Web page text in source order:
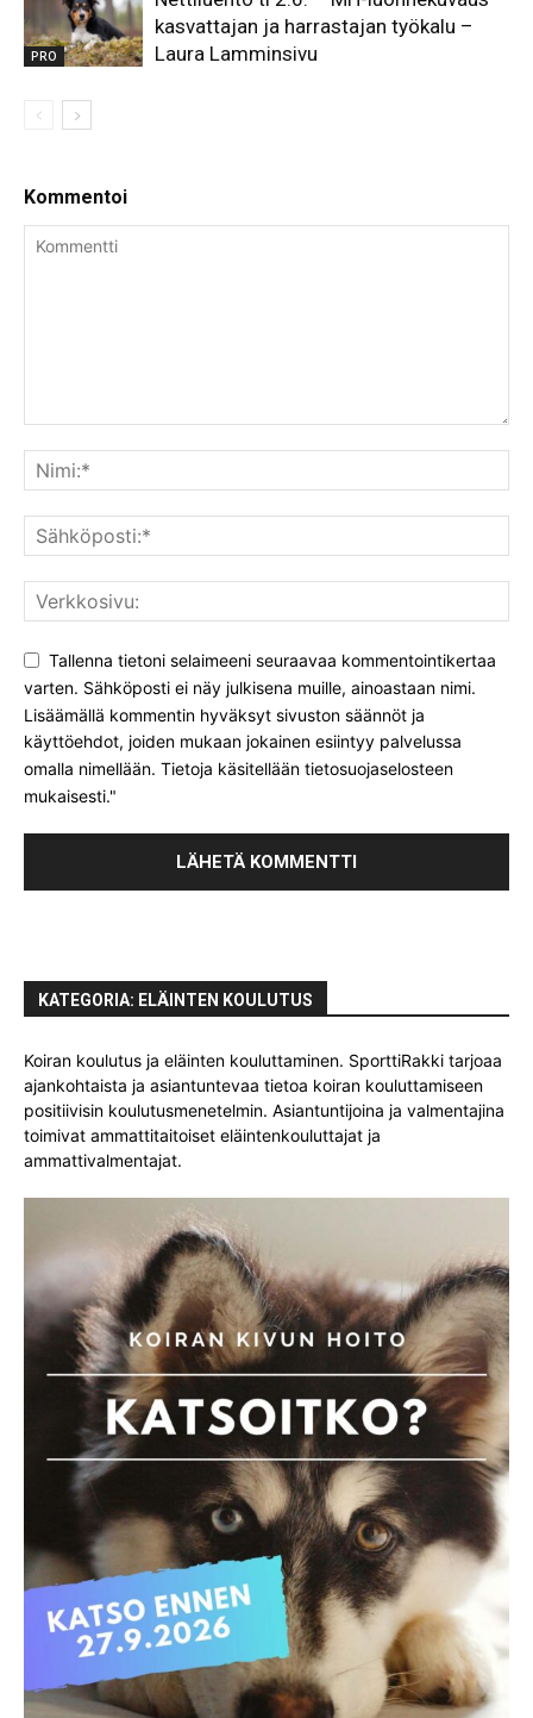
PRO
kasvattajan ja harrastajan työkalu –
Laura Lamminsivu
Kommentoi
Tallenna tietoni selaimeeni seuraavaa kommentointikertaa
varten. Sähköposti ei näy julkisena muille, ainoastaan nimi.
Lisäämällä kommentin hyväksyt sivuston säännöt ja
käyttöehdot, joiden mukaan jokainen esiintyy palvelussa
omalla nimellään. Tietoja käsitellään tietosuojaselosteen
mukaisesti."
KATEGORIA: ELÄINTEN KOULUTUS
Koiran koulutus ja eläinten kouluttaminen. SporttiRakki tarjoaa
ajankohtaista ja asiantuntevaa tietoa koiran kouluttamiseen
positiivisin koulutusmenetelmin. Asiantuntijoina ja valmentajina
toimivat ammattitaitoiset eläintenkouluttajat ja
ammattivalmentajat.